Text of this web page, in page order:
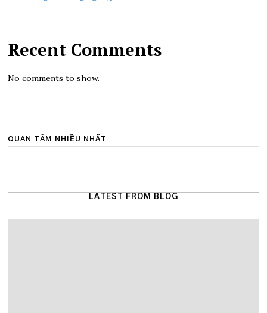
Recent Comments
No comments to show.
QUAN TÂM NHIỀU NHẤT
LATEST FROM BLOG